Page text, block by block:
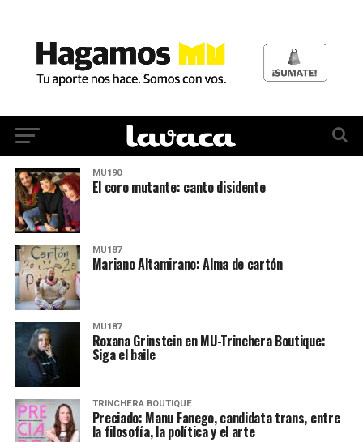
MU190
El coro mutante: canto disidente
MU187
Mariano Altamirano: Alma de cartón
MU187
Roxana Grinstein en MU-Trinchera Boutique:
Siga el baile
TRINCHERA BOUTIQUE
Preciado: Manu Fanego, candidata trans, entre
la filosofía, la política y el arte